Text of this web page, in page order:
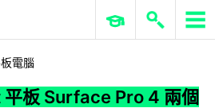
ERP 與商業 AI
電腦
板 Surface Pro 4 兩個